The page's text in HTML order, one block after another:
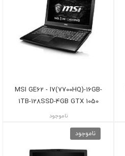
MSI GE62 - I7(7700HQ)-16GB-
1TB-128SSD-4GB GTX 1050
ناموجود
ناموجود